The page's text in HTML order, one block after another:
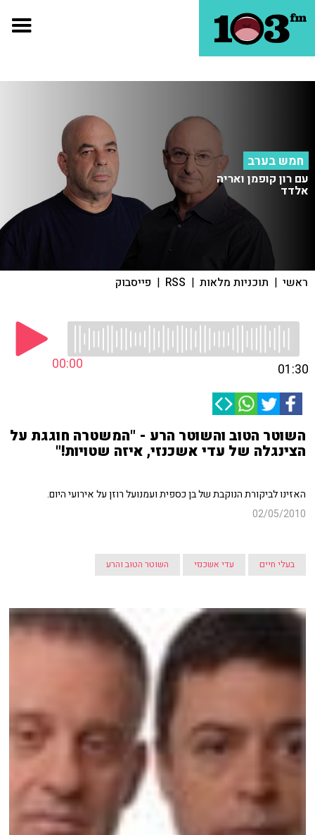
חמש בערב
עם רון קופמן ואריה
אלדד
ראשי | תוכניות מלאות |
RSS
| פייסבוק
00:00 01:30
השוטר הטוב והשוטר הרע - "המשטרה חוגגת על
הצינגלה של עדי אשכנזי, איזה שטויות!"
האזינו לביקורת הנוקבת של בן כספית ועמנועל רוזן על אירועי היום.
02/05/2010
בעלי חיים עדי אשכנזי השוטר הטוב והרע